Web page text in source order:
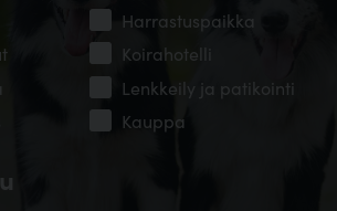
Harrastuspaikka
Koirahotelli
Lenkkeily ja patikointi
Kauppa